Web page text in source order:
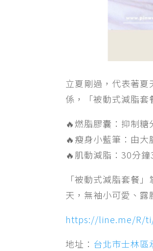
立夏剛過，代表著
係，「被動式減脂套
🔥燃脂膠囊：抑制
🔥瘦身小藍筆：由
🔥肌動減脂：30分
「被動式減脂套餐
天，無袖小可愛、
https://line.me/R/
地址： 台北市士林